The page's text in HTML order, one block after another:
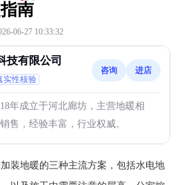
南
06-27 10:33:32
技有限公司
实性核验
咨询 进店
年成立于河北廊坊，主营地暖相
售，经验丰富，行业权威。
装地暖的三种主流方案，包括水电地